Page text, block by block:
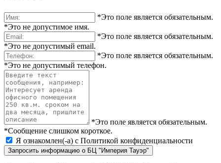
Башня Империя
Бизнес-консалтинг в Москве
*Это поле является обязательным.
*Это не допустимое имя.
*Это поле является обязательным.
*Это не допустимый email.
*Это поле является обязательным.
*Это не допустимый телефон.
*Это поле является обязательным.
*Сообщение слишком короткое.
Я ознакомлен(-а) с Политикой конфиденциальности
Запросить информацию о БЦ "Империя Тауэр"